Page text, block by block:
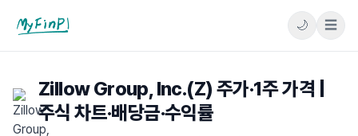
마이핀플
🌙 ☰
Zillow Group, Inc.(Z) 주가·1주 가격 |
주식 차트·배당금·수익률